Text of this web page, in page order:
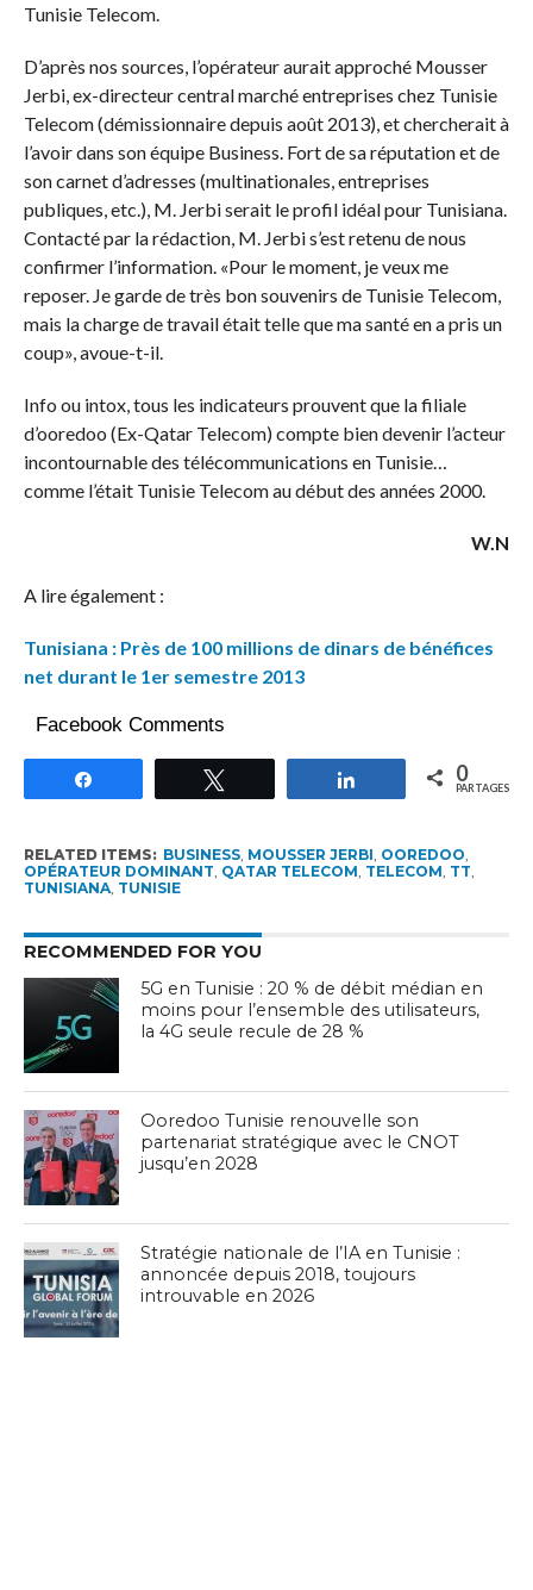
Tunisie Telecom.
D’après nos sources, l’opérateur aurait approché Mousser
Jerbi, ex-directeur central marché entreprises chez Tunisie
Telecom (démissionnaire depuis août 2013), et chercherait à
l’avoir dans son équipe Business. Fort de sa réputation et de
son carnet d’adresses (multinationales, entreprises
publiques, etc.), M. Jerbi serait le profil idéal pour Tunisiana.
Contacté par la rédaction, M. Jerbi s’est retenu de nous
confirmer l’information. «Pour le moment, je veux me
reposer. Je garde de très bon souvenirs de Tunisie Telecom,
mais la charge de travail était telle que ma santé en a pris un
coup», avoue-t-il.
Info ou intox, tous les indicateurs prouvent que la filiale
d’ooredoo (Ex-Qatar Telecom) compte bien devenir l’acteur
incontournable des télécommunications en Tunisie…
comme l’était Tunisie Telecom au début des années 2000.
W.N
A lire également :
Tunisiana : Près de 100 millions de dinars de bénéfices
net durant le 1er semestre 2013
Facebook Comments
Partagez 0
PARTAGES
RELATED ITEMS: BUSINESS, MOUSSER JERBI, OOREDOO,
OPÉRATEUR DOMINANT, QATAR TELECOM, TELECOM, TT,
TUNISIANA, TUNISIE
RECOMMENDED FOR YOU
5G en Tunisie : 20 % de débit médian en
moins pour l’ensemble des utilisateurs,
la 4G seule recule de 28 %
Ooredoo Tunisie renouvelle son
partenariat stratégique avec le CNOT
jusqu’en 2028
Stratégie nationale de l’IA en Tunisie :
annoncée depuis 2018, toujours
introuvable en 2026